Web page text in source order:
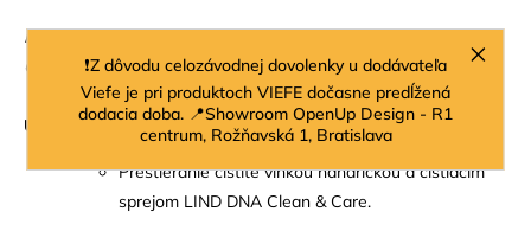
❗Z dôvodu celozávodnej dovolenky u dodávateľa
Viefe je pri produktoch VIEFE dočasne predĺžená
dodacia doba. 📍Showroom OpenUp Design - R1
centrum, Rožňavská 1, Bratislava
Prestieranie je vyrobené z recyklovanej kože s certifikátom
OEKO-TEX. Zahŕňa kvalitu, funkčnosť a udržateľnosť zároveň.
Údržba:
Prestieranie čistite vlhkou handričkou a čistiacim
sprejom LIND DNA Clean & Care.